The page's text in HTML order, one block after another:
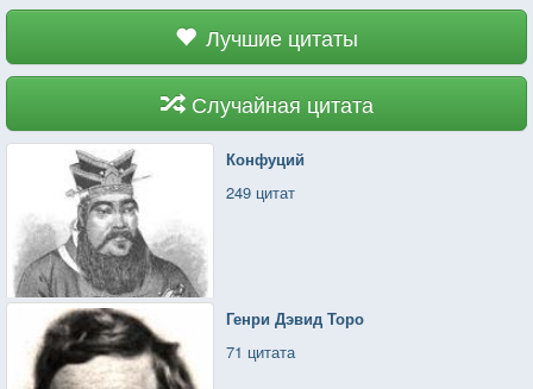
Лучшие цитаты
Случайная цитата
Конфуций
249 цитат
Генри Дэвид Торо
71 цитата